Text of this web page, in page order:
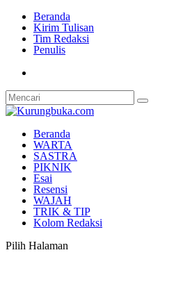
Beranda
Kirim Tulisan
Tim Redaksi
Penulis
Beranda
WARTA
SASTRA
PIKNIK
Esai
Resensi
WAJAH
TRIK & TIP
Kolom Redaksi
Pilih Halaman